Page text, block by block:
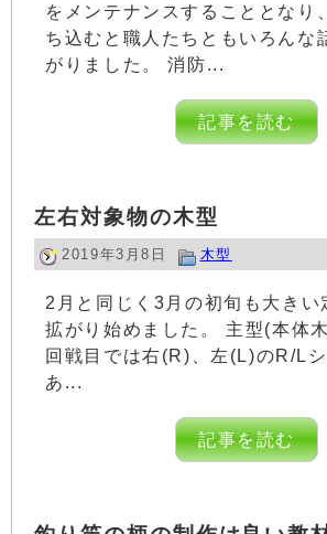
をメンテナンスすることとなり
ち込むと職人たちともいろんな
がりました。 消防...
記事を読む
左右対象物の木型
2019年3月8日 木型
2月と同じく3月の初旬も大きい
拡がり始めました。 主型(本体
回戦目では右(R)、左(L)のR/L
あ...
記事を読む